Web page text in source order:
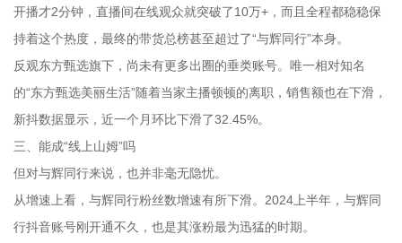
开播才2分钟，直播间在线观众就突破了10万+，而且全程都稳稳保
持着这个热度，最终的带货总榜甚至超过了“与辉同行”本身。
反观东方甄选旗下，尚未有更多出圈的垂类账号。唯一相对知名
的“东方甄选美丽生活”随着当家主播顿顿的离职，销售额也在下滑，
新抖数据显示，近一个月环比下滑了32.45%。
三、能成“线上山姆”吗
但对与辉同行来说，也并非毫无隐忧。
从增速上看，与辉同行粉丝数增速有所下滑。2024上半年，与辉同
行抖音账号刚开通不久，也是其涨粉最为迅猛的时期。